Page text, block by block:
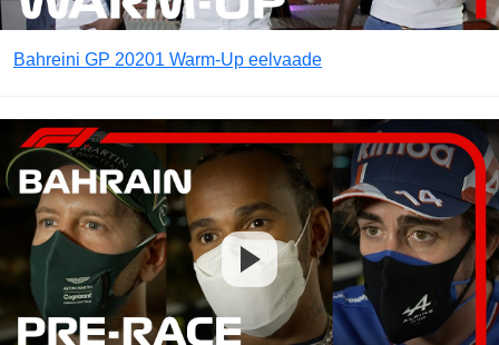
Bahreini GP 20201 Warm-Up eelvaade